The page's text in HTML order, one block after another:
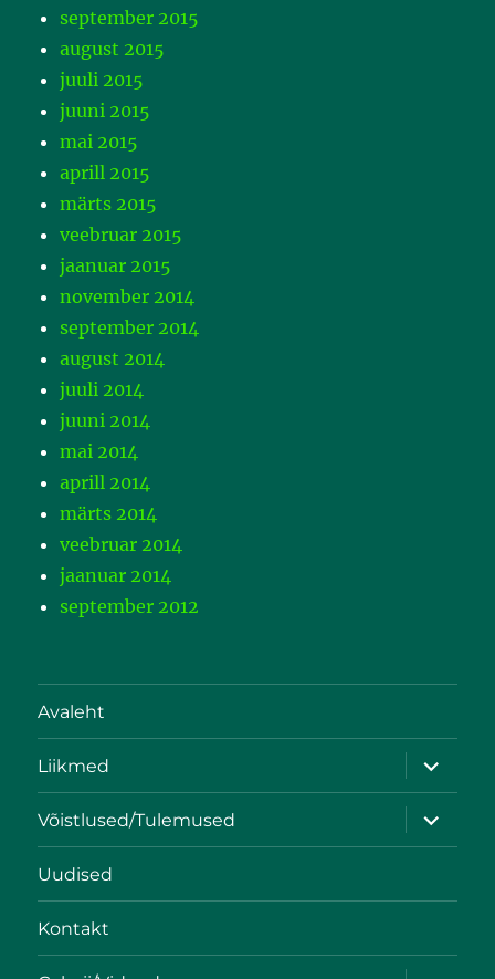
september 2015
august 2015
juuli 2015
juuni 2015
mai 2015
aprill 2015
märts 2015
veebruar 2015
jaanuar 2015
november 2014
september 2014
august 2014
juuli 2014
juuni 2014
mai 2014
aprill 2014
märts 2014
veebruar 2014
jaanuar 2014
september 2012
Avaleht
Liikmed
Võistlused/Tulemused
Uudised
Kontakt